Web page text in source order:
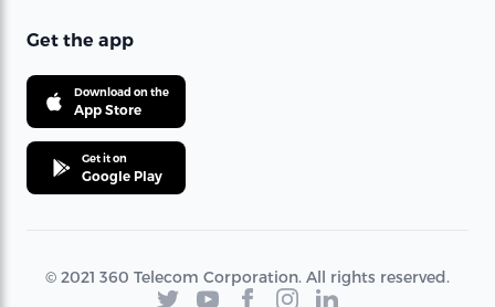
Get the app
Download on the
App Store
Get it on
Google Play
© 2021 360 Telecom Corporation. All rights reserved.